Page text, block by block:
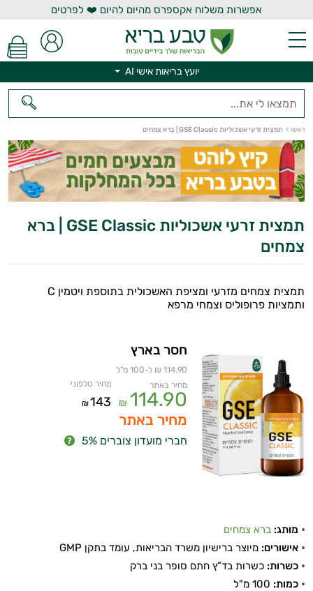
אפשרות משלוח אקספרס מהיום להיום ❤️ לפרטים
יועץ בריאות אישי AI
ראשי > תמצית זרעי אשכוליות GSE Classic | ברא צמחים
תמצית זרעי אשכוליות GSE Classic | ברא
צמחים
תמצית צמחים מזרעי ומציפת האשכולית בתוספת ויטמין C
ותמציות פרופוליס וצמחי מרפא
חסר בארץ
114.90 ₪ ל-100 מ"ל
מחיר באתר
114.90
₪
מחיר טלפוני
143
₪
מחיר באתר
חברי מועדון צוברים 5%
מותג: ברא צמחים
אישורים: מיוצר ברישיון משרד הבריאות, עומד בתקן GMP
כשרות: כשרות בד”ץ חתם סופר בני ברק
כמות:
יועץ בריאות אישי AI